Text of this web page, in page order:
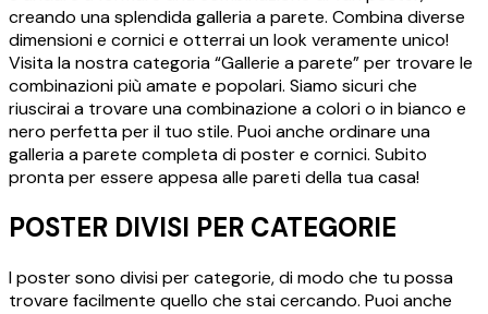
creando una splendida galleria a parete. Combina diverse
dimensioni e cornici e otterrai un look veramente unico!
Visita la nostra categoria “Gallerie a parete” per trovare le
combinazioni più amate e popolari. Siamo sicuri che
riuscirai a trovare una combinazione a colori o in bianco e
nero perfetta per il tuo stile. Puoi anche ordinare una
galleria a parete completa di poster e cornici. Subito
pronta per essere appesa alle pareti della tua casa!
POSTER DIVISI PER CATEGORIE
I poster sono divisi per categorie, di modo che tu possa
trovare facilmente quello che stai cercando. Puoi anche